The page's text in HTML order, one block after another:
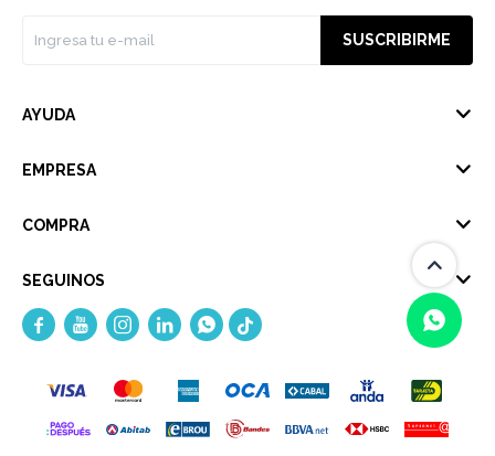
(0/4)
SUSCRIBIRME
AYUDA
EMPRESA
COMPRA
SEGUINOS
    